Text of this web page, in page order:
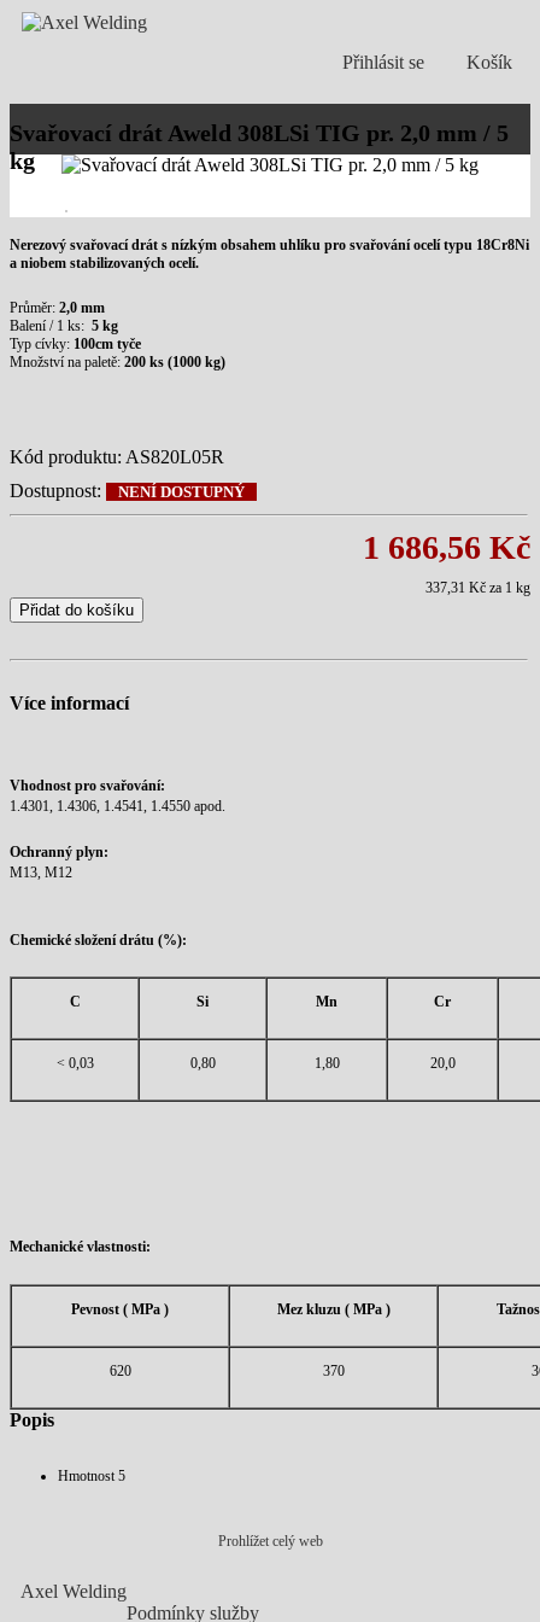
Košík
Přihlásit se
Svařovací drát Aweld 308LSi TIG pr. 2,0 mm / 5
kg
Nerezový svařovací drát s nízkým obsahem uhlíku pro svařování ocelí typu 18Cr8Ni
a niobem stabilizovaných ocelí.
Průměr: 2,0 mm
Balení / 1 ks: 5 kg
Typ cívky: 100cm tyče
Množství na paletě: 200 ks (1000 kg)
Kód produktu: AS820L05R
Dostupnost:
NENÍ DOSTUPNÝ
1 686,56 Kč
337,31 Kč za 1 kg
Přidat do košíku
Více informací
Vhodnost pro svařování:
1.4301, 1.4306, 1.4541, 1.4550 apod.
Ochranný plyn:
M13, M12
Chemické složení drátu (%):
C Si Mn Cr
< 0,03 0,80 1,80 20,0
Mechanické vlastnosti:
Pevnost ( MPa ) Mez kluzu ( MPa )
620 370
Popis
Hmotnost5
Prohlížet celý web
Axel Welding
Podmínky služby